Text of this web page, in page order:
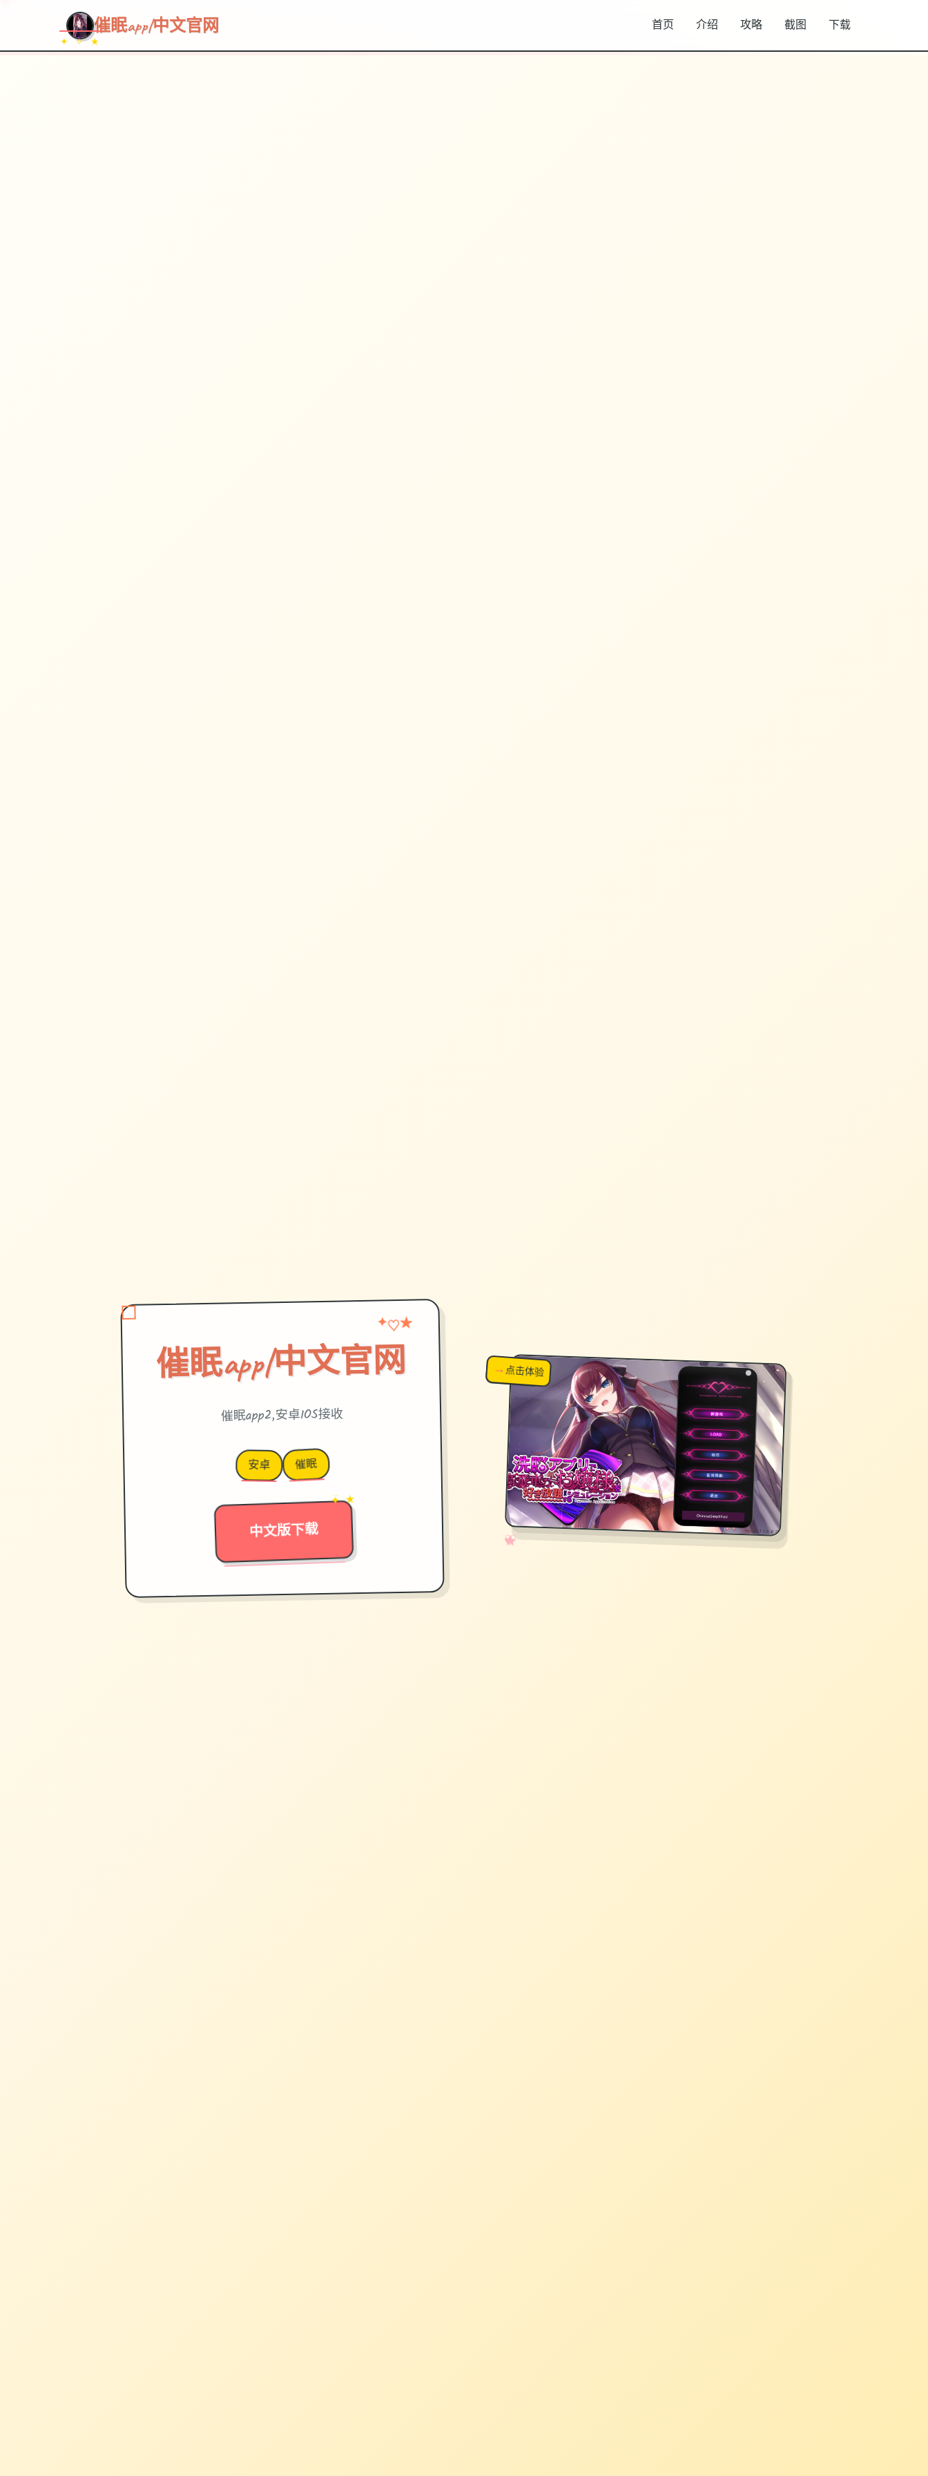
✦ ✧ ★
催眠app|中文官网 首页 介绍 攻略 截图 下载
催眠app|中文官网
✦♡★
催眠app2,安卓IOS接收
安卓 催眠
中文版下载
→
✦ ★
✧
♡
★
♥
↗超棒！
→点击体验